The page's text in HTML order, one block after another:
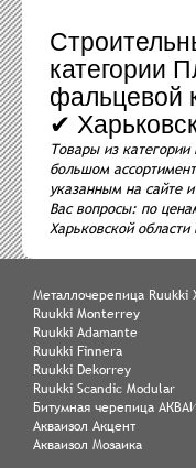
категории
фальцевой
✔
Товары из
большом
указанным на сайте
Вас вопросы: по
Харьковской
Металлочерепица Ruukki
Ruukki Monterrey
Ruukki Adamante
Ruukki Finnera
Ruukki Dekorrey
Ruukki Scandic Modular
Битумная черепица
Акваизол Акцент
Акваизол Мозаика